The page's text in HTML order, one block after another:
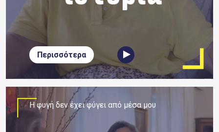
Περισσότερα
H φυγή δεν έχει φύγει από μέσα μου